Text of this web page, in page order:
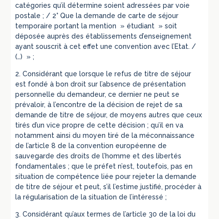
catégories qu’il détermine soient adressées par voie
postale ; / 2° Que la demande de carte de séjour
temporaire portant la mention » étudiant » soit
déposée auprès des établissements d’enseignement
ayant souscrit à cet effet une convention avec l’Etat. /
(…) » ;
2. Considérant que lorsque le refus de titre de séjour
est fondé à bon droit sur l’absence de présentation
personnelle du demandeur, ce dernier ne peut se
prévaloir, à l’encontre de la décision de rejet de sa
demande de titre de séjour, de moyens autres que ceux
tirés d’un vice propre de cette décision ; qu’il en va
notamment ainsi du moyen tiré de la méconnaissance
de l’article 8 de la convention européenne de
sauvegarde des droits de l’homme et des libertés
fondamentales ; que le préfet n’est, toutefois, pas en
situation de compétence liée pour rejeter la demande
de titre de séjour et peut, s’il l’estime justifié, procéder à
la régularisation de la situation de l’intéressé ;
3. Considérant qu’aux termes de l’article 30 de la loi du